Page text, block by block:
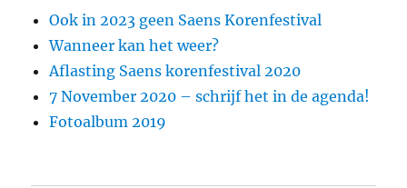
Ook in 2023 geen Saens Korenfestival
Wanneer kan het weer?
Aflasting Saens korenfestival 2020
7 November 2020 – schrijf het in de agenda!
Fotoalbum 2019